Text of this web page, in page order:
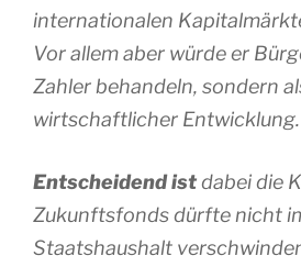
internationalen
Vor allem aber würde er
Zahler behandeln, sondern
wirtschaftlicher Entwicklung.
Entscheidend istdabei die
Zukunftsfonds dürfte nicht
Staatshaushalt